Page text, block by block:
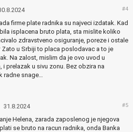
#4
firme plate radnika su najveci izdatak. Kad
isplacena bruto plata, sta mislite koliko
zdravstveno osiguranje, poreze i ostale
u Srbiji to placa poslodavac a to je
Na zalost, mislim da je ovo uvod u
i prelazak u sivu zonu. Bez obzira na
radne snage…
31.8.2024 #5
Helena, zarada zaposlenog je njegova
se bruto na racun radnika, onda Banka